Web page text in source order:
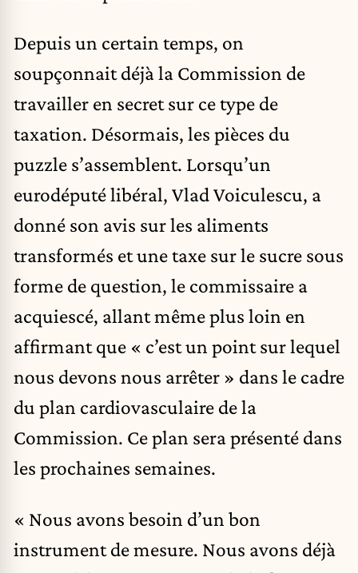
Depuis un certain temps, on
soupçonnait déjà la Commission de
travailler en secret sur ce type de
taxation. Désormais, les pièces du
puzzle s’assemblent. Lorsqu’un
eurodéputé libéral, Vlad Voiculescu, a
donné son avis sur les aliments
transformés et une taxe sur le sucre sous
forme de question, le commissaire a
acquiescé, allant même plus loin en
affirmant que « c’est un point sur lequel
nous devons nous arrêter » dans le cadre
du plan cardiovasculaire de la
Commission. Ce plan sera présenté dans
les prochaines semaines.
« Nous avons besoin d’un bon
instrument de mesure. Nous avons déjà